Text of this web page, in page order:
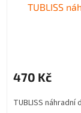
TUBLISS
470 Kč
TUBLISS náhradní